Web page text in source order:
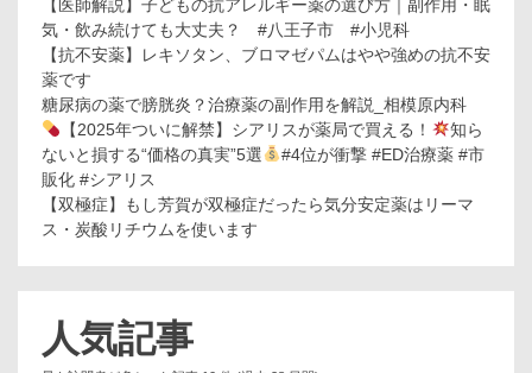
【医師解説】子どもの抗アレルギー薬の選び方｜副作用・眠
気・飲み続けても大丈夫？ #八王子市 #小児科
【抗不安薬】レキソタン、ブロマゼパムはやや強めの抗不安
薬です
糖尿病の薬で膀胱炎？治療薬の副作用を解説_相模原内科
【2025年ついに解禁】シアリスが薬局で買える！
知ら
ないと損する“価格の真実”5選
#4位が衝撃 #ED治療薬 #市
販化 #シアリス
【双極症】もし芳賀が双極症だったら気分安定薬はリーマ
ス・炭酸リチウムを使います
人気記事